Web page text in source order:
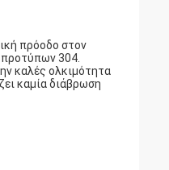
πρόοδο στον
304.
καλές ολκιμότητα
καμία διάβρωση